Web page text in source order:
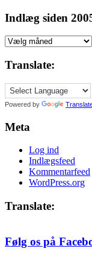
Indlæg siden
Indlæg
2005,
måned
Translate:
Powered by
Meta
Log ind
Indlægsfeed
Kommentarfeed
WordPress.org
Translate:
Følg os på